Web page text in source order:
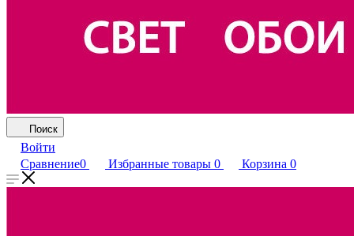
Поиск
Войти
Сравнение0 Избранные товары 0 Корзина 0